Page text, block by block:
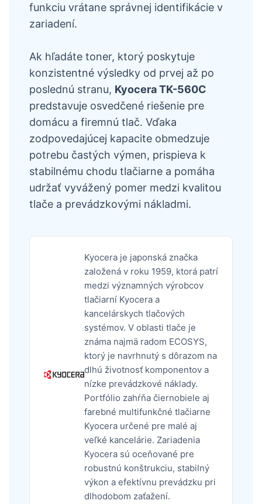
funkciu vrátane správnej identifikácie v
zariadení.
Ak hľadáte toner, ktorý poskytuje
konzistentné výsledky od prvej až po
poslednú stranu, Kyocera TK-560C
predstavuje osvedčené riešenie pre
domácu a firemnú tlač. Vďaka
zodpovedajúcej kapacite obmedzuje
potrebu častých výmen, prispieva k
stabilnému chodu tlačiarne a pomáha
udržať vyvážený pomer medzi kvalitou
tlače a prevádzkovými nákladmi.
Kyocera je japonská značka
založená v roku 1959, ktorá patrí
medzi významných výrobcov
tlačiarní Kyocera a
kancelárskych tlačových
systémov. V oblasti tlače je
známa najmä radom ECOSYS,
ktorý je navrhnutý s dôrazom na
dlhú životnosť komponentov a
nízke prevádzkové náklady.
Portfólio zahŕňa čiernobiele aj
farebné multifunkčné tlačiarne
Kyocera určené pre malé aj
veľké kancelárie. Zariadenia
Kyocera sú oceňované pre
robustnú konštrukciu, stabilný
výkon a efektívnu prevádzku pri
dlhodobom zaťažení.